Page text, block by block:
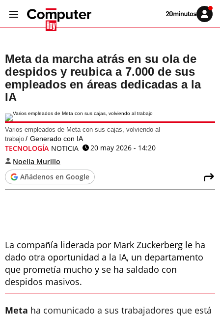
Volver
Iniciar
sesión
Meta da marcha atrás en su ola de
despidos y reubica a 7.000 de sus
empleados en áreas dedicadas a la
IA
Varios empleados de Meta con sus cajas, volviendo al
trabajo
Generado con IA
TECNOLOGÍA NOTICIA
20 may 2026 - 14:20
Noelia Murillo
Añádenos en Google
La compañía liderada por Mark Zuckerberg le ha
dado otra oportunidad a la IA, un departamento
que prometía mucho y se ha saldado con
despidos masivos.
Meta ha comunicado a sus trabajadores que está